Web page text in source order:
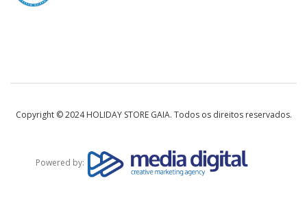
Copyright © 2024 HOLIDAY STORE GAIA. Todos os direitos reservados.
Powered by: